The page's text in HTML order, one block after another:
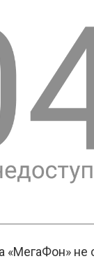
«МегаФон» не